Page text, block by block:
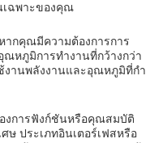
เฉพาะของคุณ
กคุณมีความต้องการการ
ณหภูมิการทํางานที่กว้างกว่า
งานพลังงานและอุณหภูมิที่กํา
การฟังก์ชันหรือคุณสมบัติ
ษ ประเภทอินเตอร์เฟสหรือ